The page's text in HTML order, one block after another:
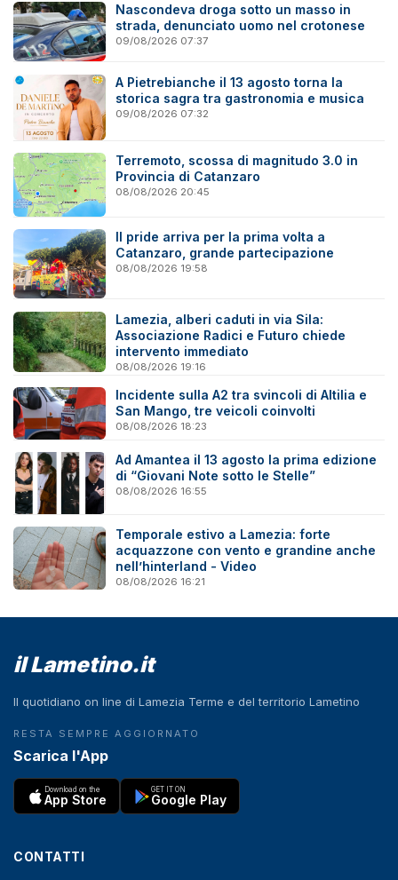
Nascondeva droga sotto un masso in
strada, denunciato uomo nel crotonese
09/08/2026 07:37
A Pietrebianche il 13 agosto torna la
storica sagra tra gastronomia e musica
09/08/2026 07:32
Terremoto, scossa di magnitudo 3.0 in
Provincia di Catanzaro
08/08/2026 20:45
Il pride arriva per la prima volta a
Catanzaro, grande partecipazione
08/08/2026 19:58
Lamezia, alberi caduti in via Sila:
Associazione Radici e Futuro chiede
intervento immediato
08/08/2026 19:16
Incidente sulla A2 tra svincoli di Altilia e
San Mango, tre veicoli coinvolti
08/08/2026 18:23
Ad Amantea il 13 agosto la prima edizione
di “Giovani Note sotto le Stelle”
08/08/2026 16:55
Temporale estivo a Lamezia: forte
acquazzone con vento e grandine anche
nell’hinterland - Video
08/08/2026 16:21
il Lametino.it
Il quotidiano on line di Lamezia Terme e del territorio Lametino
RESTA SEMPRE AGGIORNATO
Scarica l'App
Download on the
App Store
GET IT ON
Google Play
CONTATTI